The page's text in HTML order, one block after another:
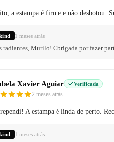
a estampa é firme e não desbotou.
1 meses atrás
radiantes, Murilo! Obrigada por fazer
Xavier Aguiar Verificada
2 meses atrás
A estampa é linda de perto.
1 meses atrás